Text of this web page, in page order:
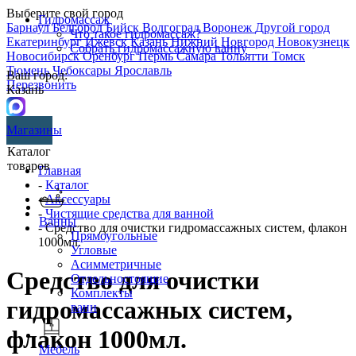
Выберите свой город
БарнаулБелгородБийск ВолгоградВоронеж Другой город
ЕкатеринбургИжевскКазаньНижний Новгород Новокузнецк
НовосибирскОренбургПермьСамараТольятти Томск
ТюменьЧебоксары Ярославль
Перезвонить
Гидромассаж
Что такое гидромассаж?
Собрать гидромассажную ванну
Ваш город:
Казань
Магазины
Каталог
товаров
Ванны
Прямоугольные
Угловые
Асимметричные
Отдельностоящие
Комплекты
ванн
Мебель
Главная
- Каталог
-Аксессуары
- Чистящие средства для ванной
- Средство для очистки гидромассажных систем, флакон
1000мл.
Средство для очистки
гидромассажных систем,
флакон 1000мл.